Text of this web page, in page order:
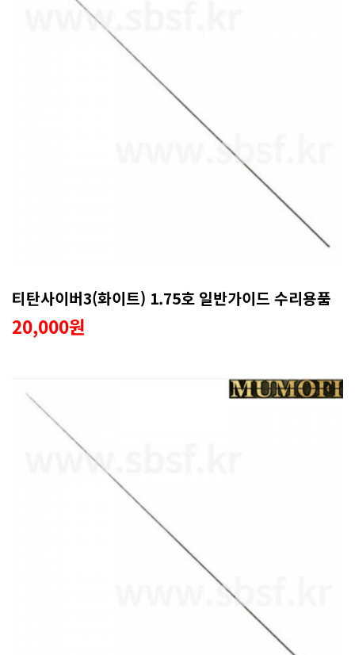
티탄사이버3(화이트) 1.75호 일반가이드 수리용품
20,000원